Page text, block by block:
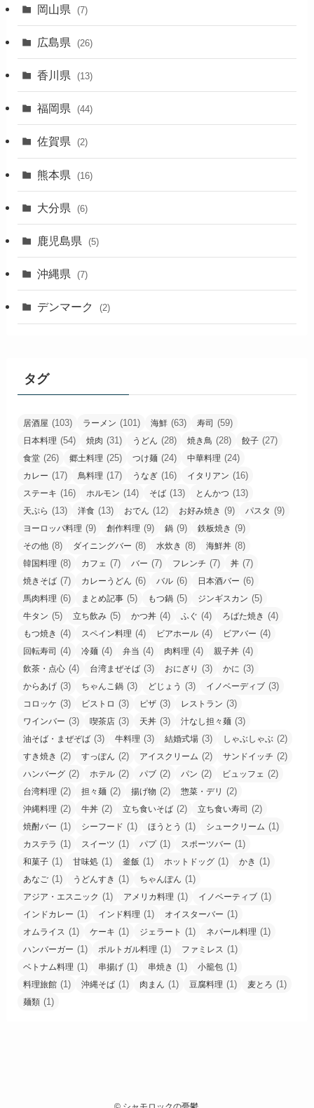
(1)
岡山県 (7)
広島県 (26)
香川県 (13)
福岡県 (44)
佐賀県 (2)
熊本県 (16)
大分県 (6)
鹿児島県 (5)
沖縄県 (7)
デンマーク (2)
タグ
居酒屋 (103) ラーメン (101) 海鮮 (63) 寿司 (59)
日本料理 (54) 焼肉 (31) うどん (28) 焼き鳥 (28) 餃子 (27)
食堂 (26) 郷土料理 (25) つけ麺 (24) 中華料理 (24)
カレー (17) 鳥料理 (17) うなぎ (16) イタリアン (16)
ステーキ (16) ホルモン (14) そば (13) とんかつ (13)
天ぷら (13) 洋食 (13) おでん (12) お好み焼き (9) パスタ (9)
ヨーロッパ料理 (9) 創作料理 (9) 鍋 (9) 鉄板焼き (9)
その他 (8) ダイニングバー (8) 水炊き (8) 海鮮丼 (8)
韓国料理 (8) カフェ (7) バー (7) フレンチ (7) 丼 (7)
焼きそば (7) カレーうどん (6) バル (6) 日本酒バー (6)
馬肉料理 (6) まとめ記事 (5) もつ鍋 (5) ジンギスカン (5)
牛タン (5) 立ち飲み (5) かつ丼 (4) ふぐ (4) ろばた焼き (4)
もつ焼き (4) スペイン料理 (4) ビアホール (4) ビアバー (4)
回転寿司 (4) 冷麺 (4) 弁当 (4) 肉料理 (4) 親子丼 (4)
飲茶・点心 (4) 台湾まぜそば (3) おにぎり (3) かに (3)
からあげ (3) ちゃんこ鍋 (3) どじょう (3) イノベーディブ (3)
コロッケ (3) ビストロ (3) ピザ (3) レストラン (3)
ワインバー (3) 喫茶店 (3) 天丼 (3) 汁なし担々麺 (3)
油そば・まぜぞば (3) 牛料理 (3) 結婚式場 (3) しゃぶしゃぶ (2)
すき焼き (2) すっぽん (2) アイスクリーム (2) サンドイッチ (2)
ハンバーグ (2) ホテル (2) パブ (2) パン (2) ビュッフェ (2)
台湾料理 (2) 担々麺 (2) 揚げ物 (2) 惣菜・デリ (2)
沖縄料理 (2) 牛丼 (2) 立ち食いそば (2) 立ち食い寿司 (2)
焼酎バー (1) シーフード (1) ほうとう (1) シュークリーム (1)
カステラ (1) スイーツ (1) パプ(1) スポーツバー (1)
和菓子 (1) 甘味処 (1) 釜飯 (1) ホットドッグ (1) かき (1)
あなご (1) うどんすき (1) ちゃんぽん (1)
アジア・エスニック (1) アメリカ料理 (1) イノベーティブ (1)
インドカレー (1) インド料理 (1) オイスターバー (1)
オムライス (1) ケーキ (1) ジェラート (1) ネパール料理 (1)
ハンバーガー (1) ポルトガル料理 (1) ファミレス (1)
ベトナム料理 (1) 串揚げ (1) 串焼き (1) 小籠包 (1)
料理旅館 (1) 沖縄そば (1) 肉まん (1) 豆腐料理 (1) 麦とろ (1)
麺類 (1)